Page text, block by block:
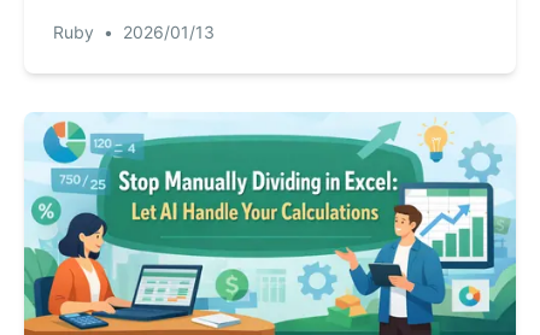
확인해보세요.
Ruby • 2026/01/13